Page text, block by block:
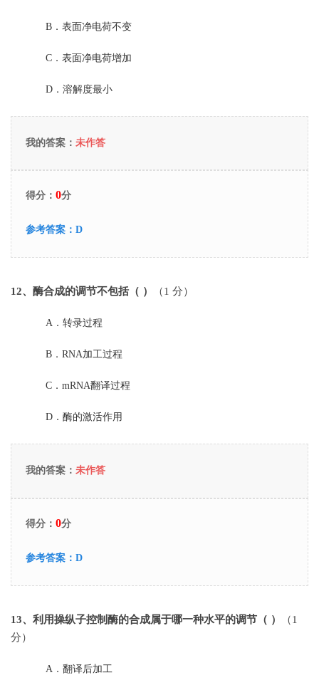
B． 表面净电荷不变
C． 表面净电荷增加
D． 溶解度最小
我的答案： 未作答
得分： 0分
参考答案： D
12、酶合成的调节不包括（ ） （1 分）
A． 转录过程
B． RNA加工过程
C． mRNA翻译过程
D． 酶的激活作用
我的答案： 未作答
得分： 0分
参考答案： D
13、利用操纵子控制酶的合成属于哪一种水平的调节（ ）
（1
分）
A． 翻译后加工